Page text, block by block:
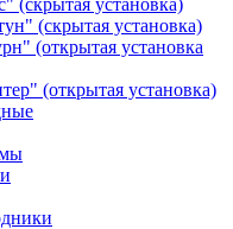
(скрытая установка)
(открытая установка
(открытая установка)